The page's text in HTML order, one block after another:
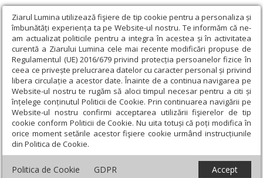
Ziarul Lumina utilizează fişiere de tip cookie pentru a personaliza și
îmbunătăți experiența ta pe Website-ul nostru. Te informăm că ne-
am actualizat politicile pentru a integra în acestea și în activitatea
curentă a Ziarului Lumina cele mai recente modificări propuse de
Regulamentul (UE) 2016/679 privind protecția persoanelor fizice în
ceea ce privește prelucrarea datelor cu caracter personal și privind
libera circulație a acestor date. Înainte de a continua navigarea pe
Website-ul nostru te rugăm să aloci timpul necesar pentru a citi și
înțelege conținutul Politicii de Cookie. Prin continuarea navigării pe
Website-ul nostru confirmi acceptarea utilizării fişierelor de tip
cookie conform Politicii de Cookie. Nu uita totuși că poți modifica în
orice moment setările acestor fişiere cookie urmând instrucțiunile
din Politica de Cookie.
Politica de Cookie GDPR Accept
Ziarul Lumina › Actualitate religioasă › Știri › Sărbătoare la Baia
Mare
Sărbătoare la Baia Mare